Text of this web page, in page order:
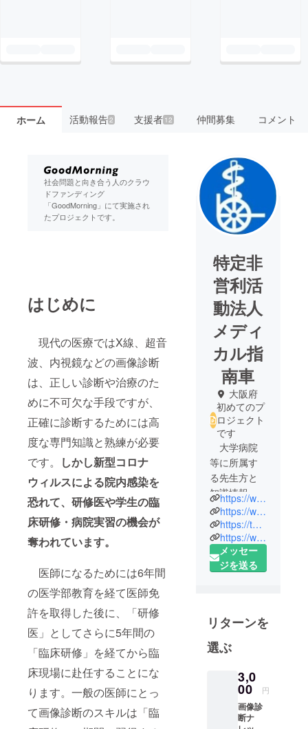
ホーム 活動報告2 支援者 12 仲間募集 コメント
社会問題と向き合う人のクラウ
ドファンディング
「GoodMorning」にて実施され
たプロジェクトです。
はじめに
現代の医療ではX線、超音
波、内視鏡などの画像診断
は、正しい診断や治療のた
めに不可欠な手段ですが、
正確に診断するためには高
度な専門知識と熟練が必要
です。
しかし新型コロナ
ウィルスによる院内感染を
恐れて、研修医や学生の臨
床研修・病院実習の機会が
奪われています。
医師になるためには6年間
の医学部教育を経て医師免
許を取得した後に、「研修
医」としてさらに5年間の
「臨床研修」を経てから臨
床現場に赴任することにな
ります。一般の医師にとっ
て画像診断のスキルは「臨
特定非
営利活
動法人
メディ
カル指
南車
大阪府
初めてのプ
ロジェクト
です
大学病院
等に所属す
る先生方と
知識情報処
理の研究者
が協働する
場として
NPO法人メ
ディカル指
大学病院
には豊富な
知識・経験
ていて人材
も豊富で
す。しかし
これらの知
https://www.medicalshinansha.or.jp
https://www.facebook.com/medicalshinansha/
https://twitter.com/shinansha
https://www.youtube.com/user/NPOmedicalshinansha/videos
メッセー
ジを送る
リターンを
選ぶ
3,0
00 円
画像診
断ナ